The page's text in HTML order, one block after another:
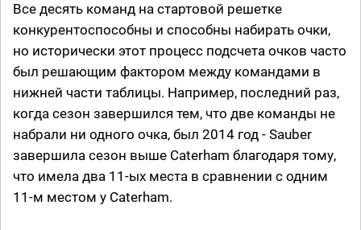
Все десять команд на стартовой решетке
конкурентоспособны и способны набирать очки,
но исторически этот процесс подсчета очков часто
был решающим фактором между командами в
нижней части таблицы. Например, последний раз,
когда сезон завершился тем, что две команды не
набрали ни одного очка, был 2014 год - Sauber
завершила сезон выше Caterham благодаря тому,
что имела два 11-ых места в сравнении с одним
11-м местом у Caterham.